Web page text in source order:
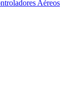
Aéreos